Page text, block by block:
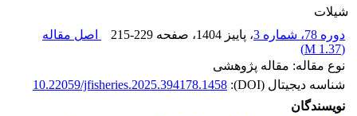
شیلات
دوره 78، شماره 3
، پاییز 1404 ، صفحه 215-229
اصل مقاله
(
1.37 M
)
نوع مقاله: مقاله پژوهشی
شناسه دیجیتال (DOI):
10.22059/jfisheries.2025.394178.1458
نویسندگان